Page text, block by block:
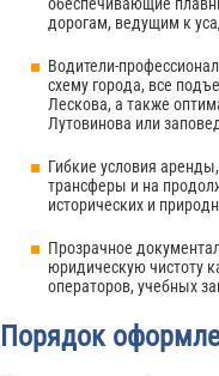
обеспечивающие
дорогам, ведущим к
Водители-
схему города, все
Лескова, а также
Лутовинова или
Гибкие условия
трансферы и на
исторических и
Прозрачное
юридическую чистоту
операторов, учебных
Порядок